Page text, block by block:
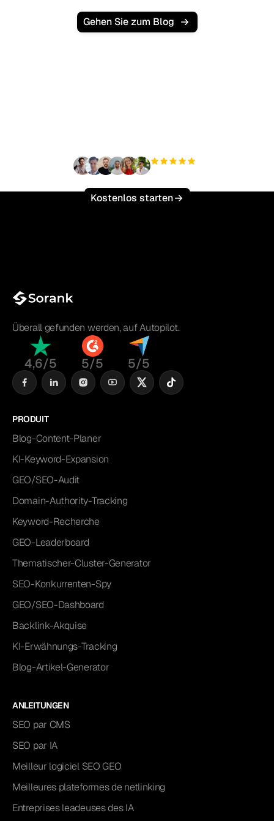
Gehen Sie zum Blog
Kostenlos starten
Überall gefunden werden, auf Autopilot.
4,6/5 5/5 5/5
PRODUIT
Blog-Content-Planer
KI-Keyword-Expansion
GEO/SEO-Audit
Domain-Authority-Tracking
Keyword-Recherche
GEO-Leaderboard
Thematischer-Cluster-Generator
SEO-Konkurrenten-Spy
GEO/SEO-Dashboard
Backlink-Akquise
KI-Erwähnungs-Tracking
Blog-Artikel-Generator
ANLEITUNGEN
SEO par CMS
SEO par IA
Meilleur logiciel SEO GEO
Meilleures plateformes de netlinking
Entreprises leadeuses des IA